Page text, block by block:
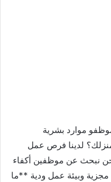
موارد بشرية
لدينا فرص عمل
نبحث عن موظفين أكفاء
مع رواتب مجزية وبيئة عمل ودية **ما